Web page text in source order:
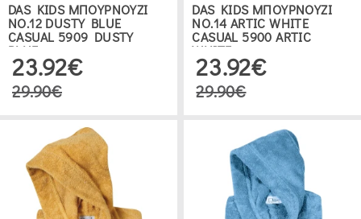
DAS KIDS ΜΠΟΥΡΝΟΥΖΙ
ΝΟ.12 DUSTY BLUE
CASUAL 5909 DUSTY
BLUE
23.92€
29.90€
DAS KIDS ΜΠΟΥΡΝΟΥΖΙ
ΝΟ.14 ARTIC WHITE
CASUAL 5900 ARTIC
WHITE
23.92€
29.90€